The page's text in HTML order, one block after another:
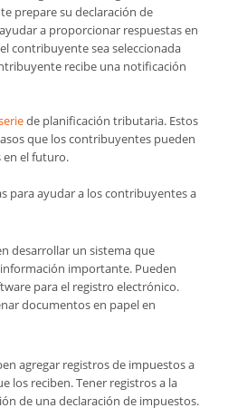
prepare su declaración de
a proporcionar respuestas en
contribuyente sea seleccionada
recibe una notificación
de planificación tributaria. Estos
que los contribuyentes pueden
el futuro.
para ayudar a los contribuyentes a
desarrollar un sistema que
importante. Pueden
para el registro electrónico.
documentos en papel en
agregar registros de impuestos a
los reciben. Tener registros a la
de una declaración de impuestos.